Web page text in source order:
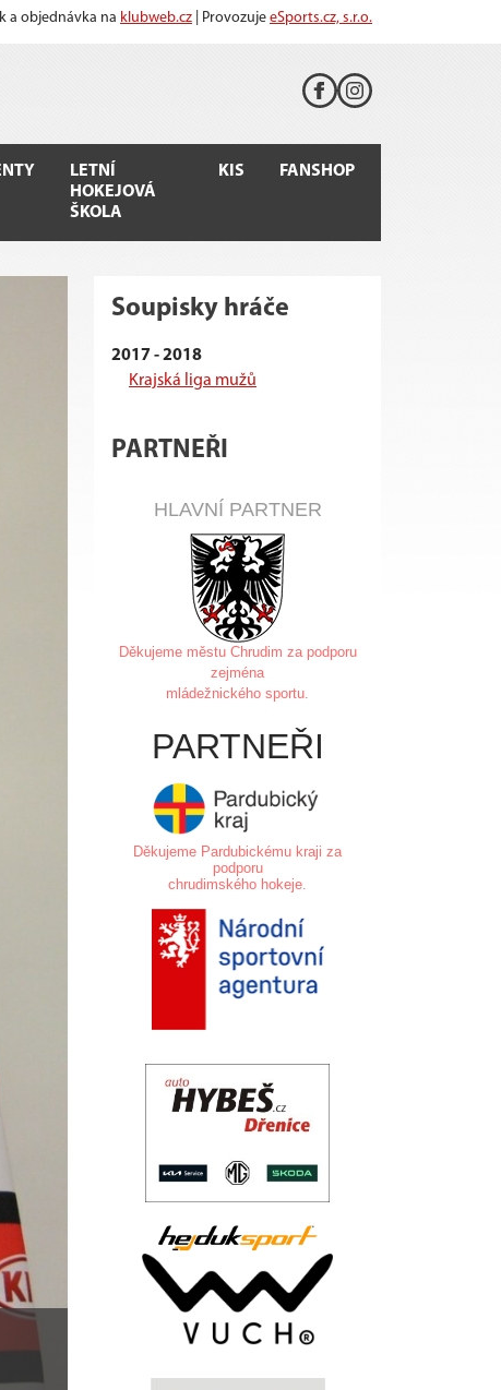
a objednávka na klubweb.cz | Provozuje eSports.cz, s.r.o.
LETNÍ
HOKEJOVÁ
ŠKOLA
KIS FANSHOP
Soupisky hráče
2017 - 2018
Krajská liga mužů
PARTNEŘI
HLAVNÍ PARTNER
Děkujeme městu Chrudim za podporu
zejména
mládežnického sportu.
PARTNEŘI
Děkujeme Pardubickému kraji za
podporu
chrudimského hokeje.